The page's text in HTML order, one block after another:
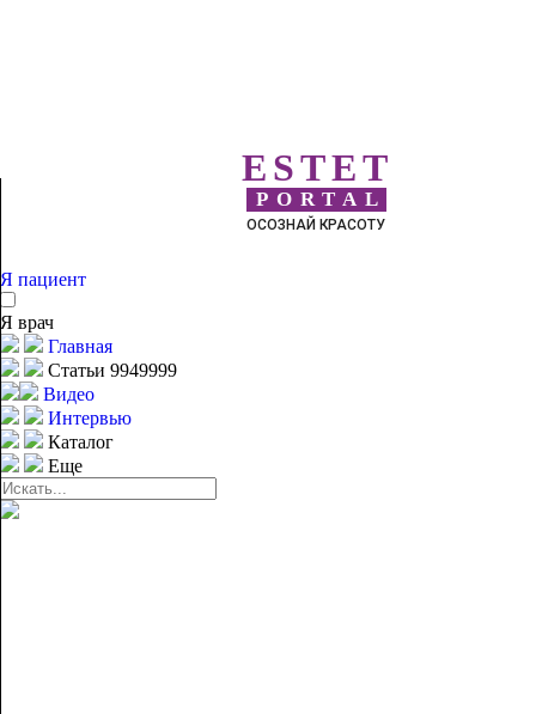
ESTET
PORTAL
ОСОЗНАЙ КРАСОТУ
Я пациент
Я врач
Главная
Статьи 9949999
Видео
Интервью
Каталог
Еще